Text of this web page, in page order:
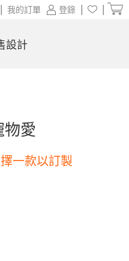
物愛
一款以訂製
登錄
我的訂單
設計